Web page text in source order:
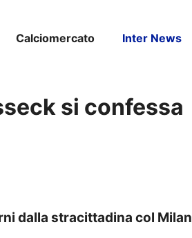
Calciomercato Inter News
si confessa
dalla stracittadina col Milan